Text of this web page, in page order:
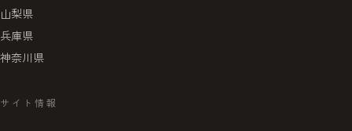
山梨県
兵庫県
神奈川県
サイト情報